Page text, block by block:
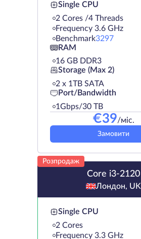
Single CPU
2 Cores /4 Threads
Frequency 3.6 GHz
Benchmark3297
RAM
16 GB DDR3
Storage (Max 2)
2 х 1TB SATA
Port/Bandwidth
1Gbps/30 TB
€39/міс.
Замовити
Розпродаж
Core i3-2120
Лондон, UK
Single CPU
2 Cores
Frequency 3.3 GHz